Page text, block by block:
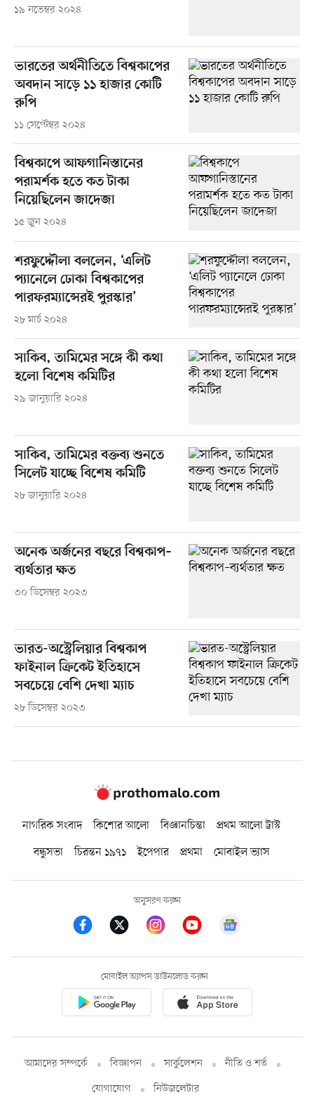
১৯ নভেম্বর ২০২৪
ভারতের অর্থনীতিতে বিশ্বকাপের
অবদান সাড়ে ১১ হাজার কোটি
রুপি
১১ সেপ্টেম্বর ২০২৪
বিশ্বকাপে আফগানিস্তানের
পরামর্শক হতে কত টাকা
নিয়েছিলেন জাদেজা
১৫ জুন ২০২৪
শরফুদ্দৌলা বললেন, ‘এলিট
প্যানেলে ঢোকা বিশ্বকাপের
পারফরম্যান্সেরই পুরস্কার’
২৮ মার্চ ২০২৪
সাকিব, তামিমের সঙ্গে কী কথা
হলো বিশেষ কমিটির
২৯ জানুয়ারি ২০২৪
সাকিব, তামিমের বক্তব্য শুনতে
সিলেট যাচ্ছে বিশেষ কমিটি
২৮ জানুয়ারি ২০২৪
অনেক অর্জনের বছরে বিশ্বকাপ–
ব্যর্থতার ক্ষত
৩০ ডিসেম্বর ২০২৩
ভারত-অস্ট্রেলিয়ার বিশ্বকাপ
ফাইনাল ক্রিকেট ইতিহাসে
সবচেয়ে বেশি দেখা ম্যাচ
২৮ ডিসেম্বর ২০২৩
নাগরিক সংবাদ কিশোর আলো বিজ্ঞানচিন্তা
প্রথম আলো ট্রাস্ট
বন্ধুসভা
চিরন্তন ১৯৭১ ইপেপার প্রথমা মোবাইল ভ্যাস
অনুসরণ করুন
মোবাইল অ্যাপস ডাউনলোড করুন
আমাদের সম্পর্কে বিজ্ঞাপন সার্কুলেশন
নীতি ও শর্ত
যোগাযোগ
নিউজলেটার